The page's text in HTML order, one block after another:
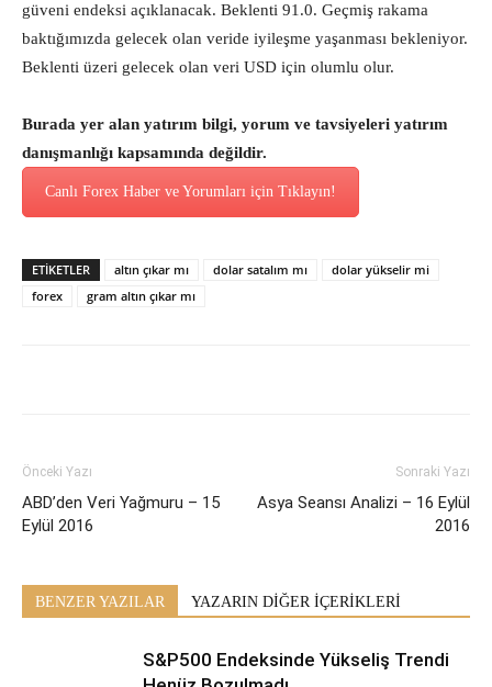
güveni endeksi açıklanacak. Beklenti 91.0. Geçmiş rakama
baktığımızda gelecek olan veride iyileşme yaşanması bekleniyor.
Beklenti üzeri gelecek olan veri USD için olumlu olur.
Burada yer alan yatırım bilgi, yorum ve tavsiyeleri yatırım
danışmanlığı kapsamında değildir.
Canlı Forex Haber ve Yorumları için Tıklayın!
ETİKETLER altın çıkar mı dolar satalım mı
dolar yükselir mi
forex
gram altın çıkar mı
Önceki Yazı
ABD’den Veri Yağmuru – 15
Eylül 2016
Sonraki Yazı
Asya Seansı Analizi – 16 Eylül
2016
BENZER YAZILAR YAZARIN DİĞER İÇERİKLERİ
S&P500 Endeksinde Yükseliş Trendi